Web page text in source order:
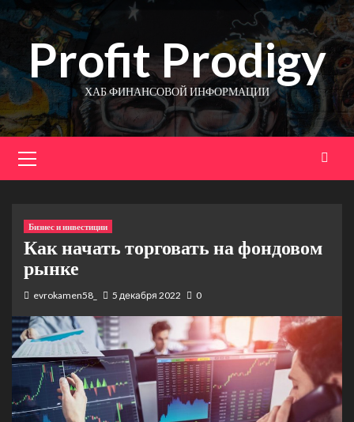
Перейти
содержимому
Profit Prodigy
ХАБ ФИНАНСОВОЙ ИНФОРМАЦИИ
меню
Бизнес и инвестиции
Как начать торговать на фондовом
рынке
evrokamen58_ 5 декабря 2022 0